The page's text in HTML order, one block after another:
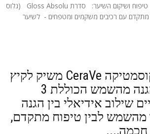
הבשורה האחרונה בתחום טיפוח ושיקום השיער: סדרת Gloss Absolu (גלוס
עם רכיבים משקמים ומטפחים - לשיער
מותג הדרמו-קוסמטיקה CeraVe משיק לקיץ
2026 סדרת הגנה מהשמש הכוללת 3
שילוב אידיאלי בין הגנה
מהשמש לבין טיפוח מתקדם,
חכמה,...